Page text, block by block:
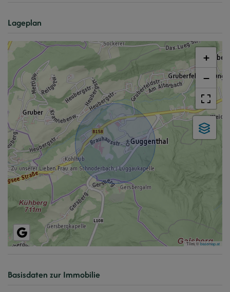
Lageplan
+
−
Tiles ©basemap.at
Basisdaten zur Immobilie